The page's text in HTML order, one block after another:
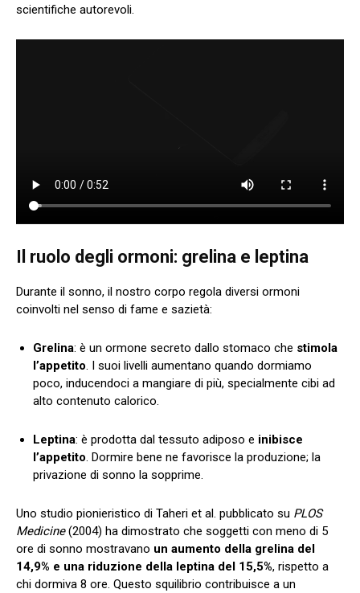
scientifiche autorevoli.
Il ruolo degli ormoni: grelina e leptina
Durante il sonno, il nostro corpo regola diversi ormoni
coinvolti nel senso di fame e sazietà:
Grelina: è un ormone secreto dallo stomaco che stimola
l’appetito. I suoi livelli aumentano quando dormiamo
poco, inducendoci a mangiare di più, specialmente cibi ad
alto contenuto calorico.
Leptina: è prodotta dal tessuto adiposo e inibisce
l’appetito. Dormire bene ne favorisce la produzione; la
privazione di sonno la sopprime.
Uno studio pionieristico di Taheri et al. pubblicato su PLOS
Medicine(2004) ha dimostrato che soggetti con meno di 5
ore di sonno mostravano un aumento della grelina del
14,9% e una riduzione della leptina del 15,5%, rispetto a
chi dormiva 8 ore. Questo squilibrio contribuisce a un